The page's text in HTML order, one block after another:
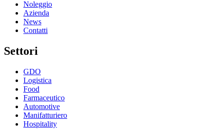
Noleggio
Azienda
News
Contatti
Settori
GDO
Logistica
Food
Farmaceutico
Automotive
Manifatturiero
Hospitality